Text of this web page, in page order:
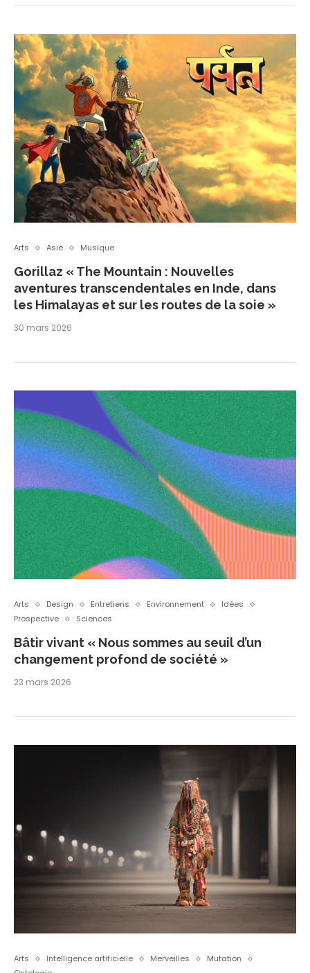
Arts Asie Musique
Gorillaz « The Mountain : Nouvelles
aventures transcendentales en Inde, dans
les Himalayas et sur les routes de la soie »
30 mars 2026
Arts Design Entretiens Environnement
Idées
Prospective
Sciences
Bâtir vivant « Nous sommes au seuil d’un
changement profond de société »
23 mars 2026
Arts Intelligence artificielle Merveilles
Mutation